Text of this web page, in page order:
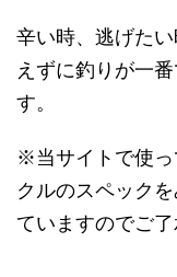
辛い時、逃げた
えずに釣りが一
す。
※当サイトで使っ
クルのスペック
ていますのでご了